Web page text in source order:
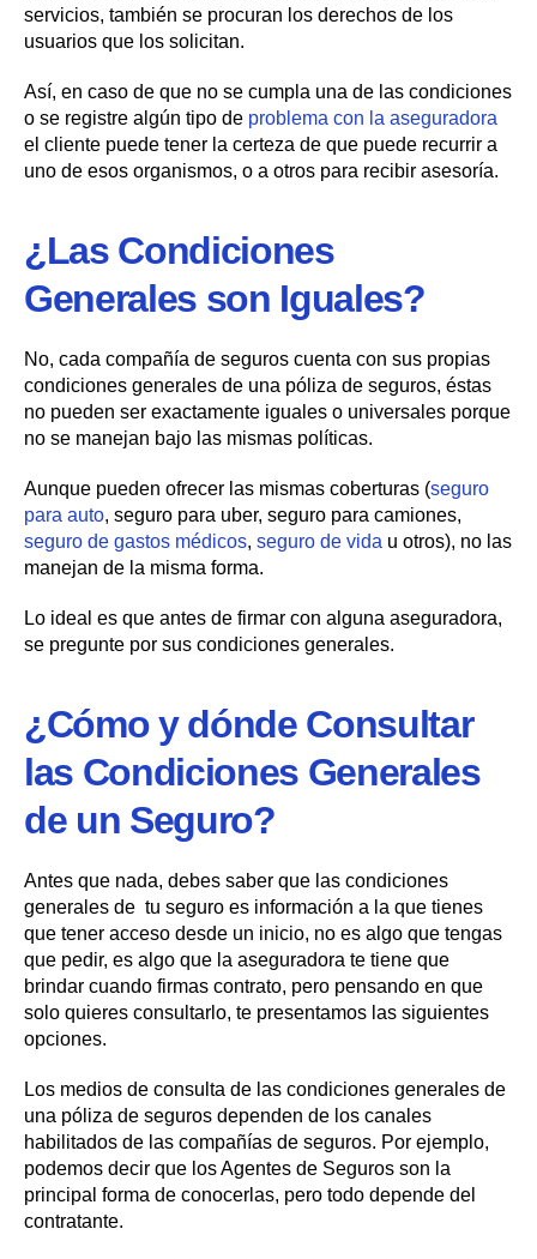
servicios, también se procuran los derechos de los
usuarios que los solicitan.
Así, en caso de que no se cumpla una de las condiciones
o se registre algún tipo de problema con la aseguradora
el cliente puede tener la certeza de que puede recurrir a
uno de esos organismos, o a otros para recibir asesoría.
¿Las Condiciones
Generales son Iguales?
No, cada compañía de seguros cuenta con sus propias
condiciones generales de una póliza de seguros, éstas
no pueden ser exactamente iguales o universales porque
no se manejan bajo las mismas políticas.
Aunque pueden ofrecer las mismas coberturas (seguro
para auto, seguro para uber, seguro para camiones,
seguro de gastos médicos, seguro de vida u otros), no las
manejan de la misma forma.
Lo ideal es que antes de firmar con alguna aseguradora,
se pregunte por sus condiciones generales.
¿Cómo y dónde Consultar
las Condiciones Generales
de un Seguro?
Antes que nada, debes saber que las condiciones
generales de tu seguro es información a la que tienes
que tener acceso desde un inicio, no es algo que tengas
que pedir, es algo que la aseguradora te tiene que
brindar cuando firmas contrato, pero pensando en que
solo quieres consultarlo, te presentamos las siguientes
opciones.
Los medios de consulta de las condiciones generales de
una póliza de seguros dependen de los canales
habilitados de las compañías de seguros. Por ejemplo,
podemos decir que los Agentes de Seguros son la
principal forma de conocerlas, pero todo depende del
contratante.